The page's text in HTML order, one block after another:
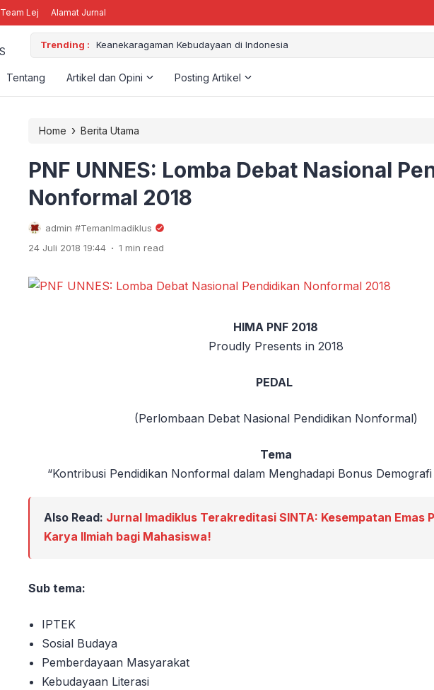
Team Lej Alamat Jurnal
Trending : Keanekaragaman Kebudayaan di Indonesia
Tentang Artikel dan Opini Posting Artikel
Home › Berita Utama
PNF UNNES: Lomba Debat Nasional
Nonformal 2018
admin #TemanImadiklus
24 Juli 2018 19:44 . 1 min read
HIMA PNF 2018
Proudly Presents in 2018
PEDAL
(Perlombaan Debat Nasional Pendidikan Nonformal)
Tema
“Kontribusi Pendidikan Nonformal dalam Menghadapi Bonus Demografi
Also Read: Jurnal Imadiklus Terakreditasi SINTA: Kesempatan Emas
Karya Ilmiah bagi Mahasiswa!
Sub tema:
IPTEK
Sosial Budaya
Pemberdayaan Masyarakat
Kebudayaan Literasi